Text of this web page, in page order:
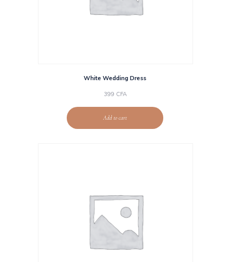
White Wedding Dress
399 CFA
Add to cart